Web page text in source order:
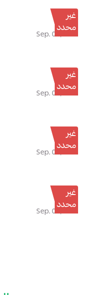
غير
محدد
Sep. 04, 2023
غير
محدد
Sep. 04, 2023
غير
محدد
Sep. 04, 2023
غير
محدد
Sep. 04, 2023